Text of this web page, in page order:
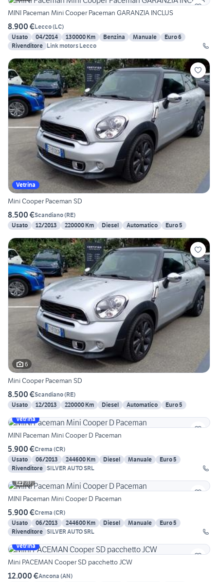
MINI Paceman Mini Cooper Paceman GARANZIA INCLUS
8.900 €Lecco(LC)
Usato
04/2014 130000 Km Benzina Manuale
Euro 6
Rivenditore Link motors Lecco
Vetrina
Mini Cooper Paceman SD
8.500 €Scandiano(RE)
Usato
12/2013 220000 Km Diesel Automatico Euro 5
6
Mini Cooper Paceman SD
8.500 €Scandiano(RE)
Usato
12/2013 220000 Km Diesel Automatico
Euro 5
Vetrina
MINI Paceman Mini Cooper D Paceman
5.900 €Crema (CR)
Usato
06/2013 244600 Km Diesel Manuale
Euro 5
Rivenditore SILVER AUTO SRL
20
MINI Paceman Mini Cooper D Paceman
5.900 €Crema (CR)
Usato
06/2013 244600 Km Diesel Manuale
Euro 5
Rivenditore SILVER AUTO SRL
Vetrina
Mini PACEMAN Cooper SD pacchetto JCW
12.000 €Ancona (AN)